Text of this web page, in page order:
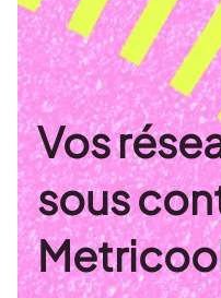
Vos
sous